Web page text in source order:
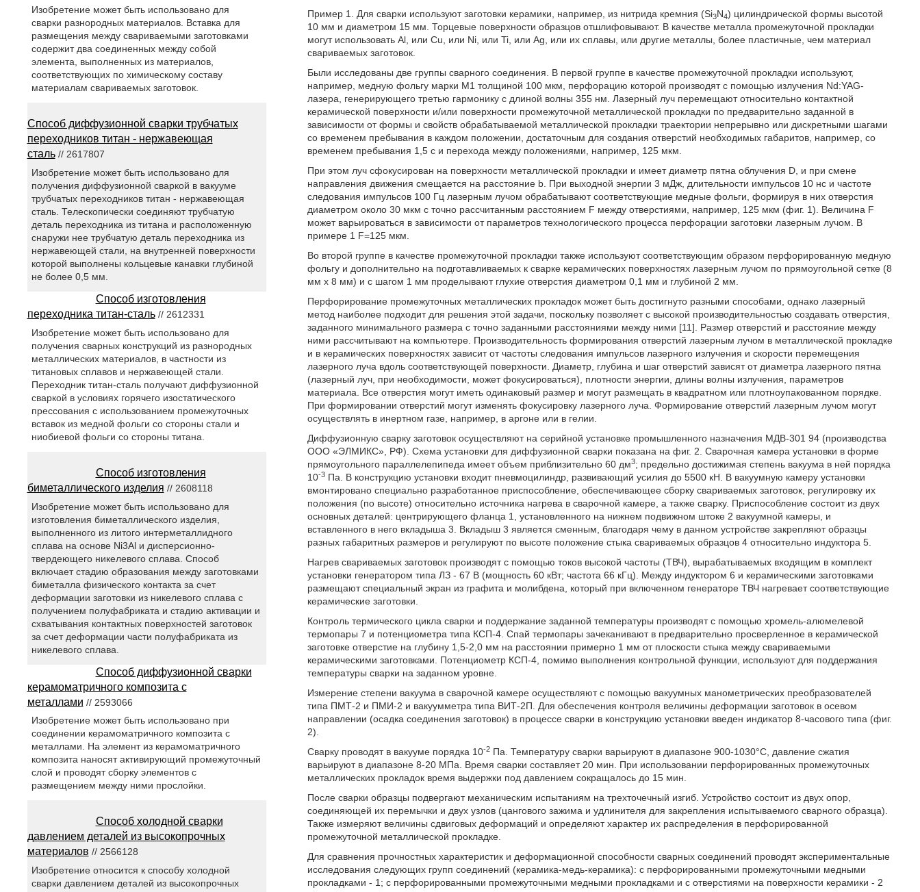
Пример 1. Для сварки используют заготовки керамики, например, из нитрида кремния (Si3N4) цилиндрической формы высотой
10 мм и диаметром 15 мм. Торцевые поверхности образцов отшлифовывают. В качестве металла промежуточной прокладки
могут использовать Al, или Cu, или Ni, или Ti, или Ag, или их сплавы, или другие металлы, более пластичные, чем материал
свариваемых заготовок.
Были исследованы две группы сварного соединения. В первой группе в качестве промежуточной прокладки используют,
например, медную фольгу марки M1 толщиной 100 мкм, перфорацию которой производят с помощью излучения Nd:YAG-
лазера, генерирующего третью гармонику с длиной волны 355 нм. Лазерный луч перемещают относительно контактной
керамической поверхности и/или поверхности промежуточной металлической прокладки по предварительно заданной в
зависимости от формы и свойств обрабатываемой металлической прокладки траектории непрерывно или дискретными шагами
со временем пребывания в каждом положении, достаточным для создания отверстий необходимых габаритов, например, со
временем пребывания 1,5 с и перехода между положениями, например, 125 мкм.
При этом луч сфокусирован на поверхности металлической прокладки и имеет диаметр пятна облучения D, и при смене
направления движения смещается на расстояние b. При выходной энергии 3 мДж, длительности импульсов 10 нс и частоте
следования импульсов 100 Гц лазерным лучом обрабатывают соответствующие медные фольги, формируя в них отверстия
диаметром около 30 мкм с точно рассчитанным расстоянием F между отверстиями, например, 125 мкм (фиг. 1). Величина F
может варьироваться в зависимости от параметров технологического процесса перфорации заготовки лазерным лучом. В
примере 1 F=125 мкм.
Во второй группе в качестве промежуточной прокладки также используют соответствующим образом перфорированную медную
фольгу и дополнительно на подготавливаемых к сварке керамических поверхностях лазерным лучом по прямоугольной сетке (8
мм x 8 мм) и с шагом 1 мм проделывают глухие отверстия диаметром 0,1 мм и глубиной 2 мм.
Перфорирование промежуточных металлических прокладок может быть достигнуто разными способами, однако лазерный
метод наиболее подходит для решения этой задачи, поскольку позволяет с высокой производительностью создавать отверстия,
заданного минимального размера с точно заданными расстояниями между ними [11]. Размер отверстий и расстояние между
ними рассчитывают на компьютере. Производительность формирования отверстий лазерным лучом в металлической прокладке
и в керамических поверхностях зависит от частоты следования импульсов лазерного излучения и скорости перемещения
лазерного луча вдоль соответствующей поверхности. Диаметр, глубина и шаг отверстий зависят от диаметра лазерного пятна
(лазерный луч, при необходимости, может фокусироваться), плотности энергии, длины волны излучения, параметров
материала. Все отверстия могут иметь одинаковый размер и могут размещать в квадратном или плотноупакованном порядке.
При формировании отверстий могут изменять фокусировку лазерного луча. Формирование отверстий лазерным лучом могут
осуществлять в инертном газе, например, в аргоне или в гелии.
Диффузионную сварку заготовок осуществляют на серийной установке промышленного назначения МДВ-301 94 (производства
ООО «ЭЛМИКС», РФ). Схема установки для диффузионной сварки показана на фиг. 2. Сварочная камера установки в форме
прямоугольного параллелепипеда имеет объем приблизительно 60 дм3; предельно достижимая степень вакуума в ней порядка
10-3 Па. В конструкцию установки входит пневмоцилиндр, развивающий усилия до 5500 кН. В вакуумную камеру установки
вмонтировано специально разработанное приспособление, обеспечивающее сборку свариваемых заготовок, регулировку их
положения (по высоте) относительно источника нагрева в сварочной камере, а также сварку. Приспособление состоит из двух
основных деталей: центрирующего фланца 1, установленного на нижнем подвижном штоке 2 вакуумной камеры, и
вставленного в него вкладыша 3. Вкладыш 3 является сменным, благодаря чему в данном устройстве закрепляют образцы
разных габаритных размеров и регулируют по высоте положение стыка свариваемых образцов 4 относительно индуктора 5.
Нагрев свариваемых заготовок производят с помощью токов высокой частоты (ТВЧ), вырабатываемых входящим в комплект
установки генератором типа ЛЗ - 67 В (мощность 60 кВт; частота 66 кГц). Между индуктором 6 и керамическими заготовками
размещают специальный экран из графита и молибдена, который при включенном генераторе ТВЧ нагревает соответствующие
керамические заготовки.
Контроль термического цикла сварки и поддержание заданной температуры производят с помощью хромель-алюмелевой
термопары 7 и потенциометра типа КСП-4. Спай термопары зачеканивают в предварительно просверленное в керамической
заготовке отверстие на глубину 1,5-2,0 мм на расстоянии примерно 1 мм от плоскости стыка между свариваемыми
керамическими заготовками. Потенциометр КСП-4, помимо выполнения контрольной функции, используют для поддержания
температуры сварки на заданном уровне.
Измерение степени вакуума в сварочной камере осуществляют с помощью вакуумных манометрических преобразователей
типа ПМТ-2 и ПМИ-2 и вакуумметра типа ВИТ-2П. Для обеспечения контроля величины деформации заготовок в осевом
направлении (осадка соединения заготовок) в процессе сварки в конструкцию установки введен индикатор 8-часового типа (фиг.
2).
Сварку проводят в вакууме порядка 10-2 Па. Температуру сварки варьируют в диапазоне 900-1030°С, давление сжатия
варьируют в диапазоне 8-20 МПа. Время сварки составляет 20 мин. При использовании перфорированных промежуточных
металлических прокладок время выдержки под давлением сокращалось до 15 мин.
После сварки образцы подвергают механическим испытаниям на трехточечный изгиб. Устройство состоит из двух опор,
соединяющей их перемычки и двух узлов (цангового зажима и удлинителя для закрепления испытываемого сварного образца).
Также измеряют величины сдвиговых деформаций и определяют характер их распределения в перфорированной
промежуточной металлической прокладке.
Для сравнения прочностных характеристик и деформационной способности сварных соединений проводят экспериментальные
исследования следующих групп соединений (керамика-медь-керамика): с перфорированными промежуточными медными
прокладками - 1; с перфорированными промежуточными медными прокладками и с отверстиями на поверхности керамики - 2
Изобретение может быть использовано для
сварки разнородных материалов. Вставка для
размещения между свариваемыми заготовками
содержит два соединенных между собой
элемента, выполненных из материалов,
соответствующих по химическому составу
материалам свариваемых заготовок.
Способ диффузионной сварки трубчатых
переходников титан - нержавеющая
сталь// 2617807
Изобретение может быть использовано для
получения диффузионной сваркой в вакууме
трубчатых переходников титан - нержавеющая
сталь. Телескопически соединяют трубчатую
деталь переходника из титана и расположенную
снаружи нее трубчатую деталь переходника из
нержавеющей стали, на внутренней поверхности
которой выполнены кольцевые канавки глубиной
не более 0,5 мм.
Способ изготовления
переходника титан-сталь// 2612331
Изобретение может быть использовано для
получения сварных конструкций из разнородных
металлических материалов, в частности из
титановых сплавов и нержавеющей стали.
Переходник титан-сталь получают диффузионной
сваркой в условиях горячего изостатического
прессования с использованием промежуточных
вставок из медной фольги со стороны стали и
ниобиевой фольги со стороны титана.
Способ изготовления
биметаллического изделия // 2608118
Изобретение может быть использовано для
изготовления биметаллического изделия,
выполненного из литого интерметаллидного
сплава на основе Ni3Al и дисперсионно-
твердеющего никелевого сплава. Способ
включает стадию образования между заготовками
биметалла физического контакта за счет
деформации заготовки из никелевого сплава с
получением полуфабриката и стадию активации и
схватывания контактных поверхностей заготовок
за счет деформации части полуфабриката из
никелевого сплава.
Способ диффузионной сварки
керамоматричного композита с
металлами // 2593066
Изобретение может быть использовано при
соединении керамоматричного композита с
металлами. На элемент из керамоматричного
композита наносят активирующий промежуточный
слой и проводят сборку элементов с
размещением между ними прослойки.
Способ холодной сварки
давлением деталей из высокопрочных
материалов // 2566128
Изобретение относится к способу холодной
сварки давлением деталей из высокопрочных